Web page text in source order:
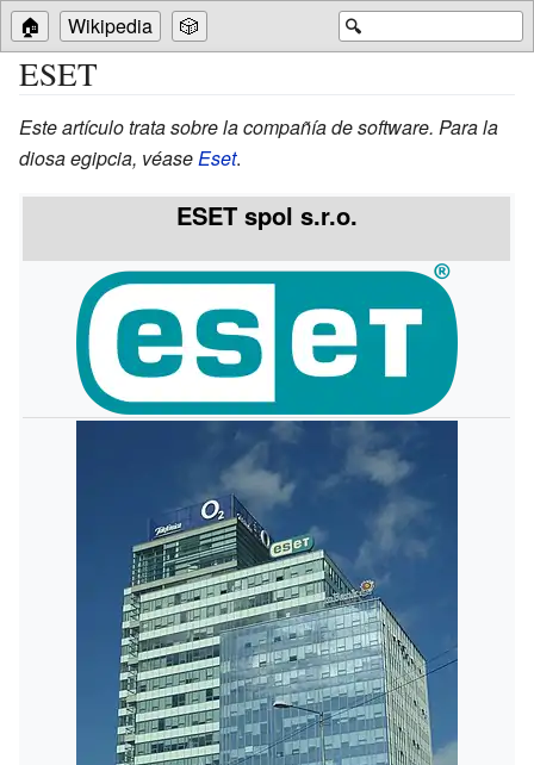
🔍
🏠 Wikipedia 🎲
ESET
Este artículo trata sobre la compañía de software. Para la
diosa egipcia, véase Eset.
ESET spol s.r.o.